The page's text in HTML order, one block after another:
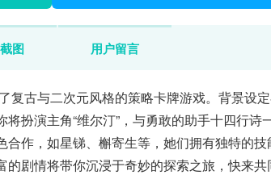
图 用户留言
复古与二次元风格的策略卡牌游戏。背景设
扮演主角“维尔汀”，与勇敢的助手十四行
合作，如星锑、槲寄生等，她们拥有独特的
的剧情将带你沉浸于奇妙的探索之旅，快来